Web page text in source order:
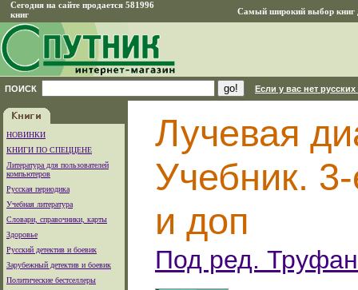
Сегодня на сайте продается 581996
книг
Самый широкий выбор книг
ПОИСК Если у вас нет
НОВИНКИ
КНИГИ ПО СПЕЦЦЕНЕ
Литература для пользователей
компьютеров
Русская периодика
Учебная литература
Словари, справочники, карты
Здоровье
Русский детектив и боевик
Зарубежный детектив и боевик
Политические бестселлеры
Лучевая
Учебник.
и доп
Под ред.